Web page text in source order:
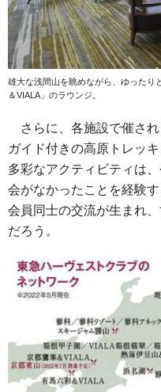
雄大な浅間山を眺めながら、ゆったり
＆VIALA」のラウンジ。
さらに、各施設で催さ
ガイド付きの高原トレッ
多彩なアクティビティは
会がなかったことを経験
会員同士の交流が生まれ
だろう。